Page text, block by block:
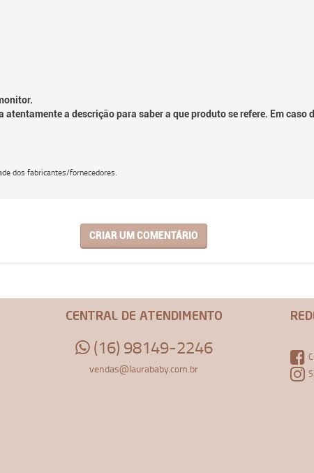
a descrição para saber a que produto se refere. Em caso
dos fabricantes/fornecedores.
CRIAR UM COMENTÁRIO
CENTRAL DE ATENDIMENTO
(16) 98149-2246
vendas@laurababy.com.br